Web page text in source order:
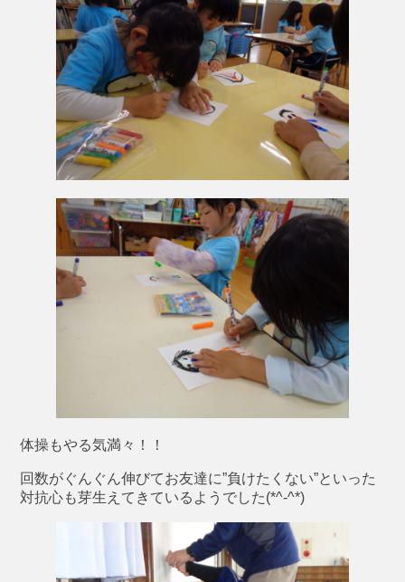
体操もやる気満々！！
回数がぐんぐん伸びてお友達に”負けたくない”といった
対抗心も芽生えてきているようでした(*^-^*)